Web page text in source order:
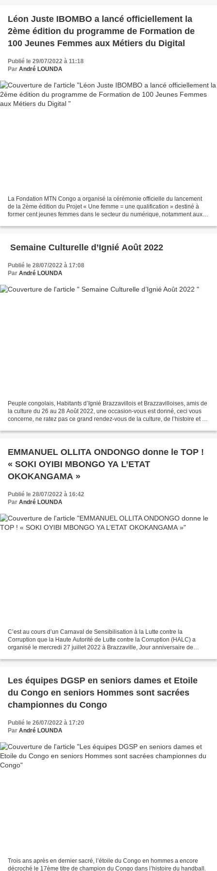
Léon Juste IBOMBO a lancé officiellement la
2ème édition du programme de Formation de
100 Jeunes Femmes aux Métiers du Digital
Publié le 29/07/2022 à 11:18
Par André LOUNDA
La Fondation MTN Congo a organisé la cérémonie officielle du lancement
de la 2ème édition du Projet « Une femme = une qualification » destiné à
former cent jeunes femmes dans le secteur du numérique, notamment aux
Semaine Culturelle d’Ignié Août 2022
Publié le 28/07/2022 à 17:08
Par André LOUNDA
Peuple congolais, Habitants d’Ignié Brazzavillois et Brazzavilloises, amis de
la culture du 26 au 28 Août 2022, une occasion-vous est donné, ceci vous
concerne, ne ratez pas ce grand rendez-vous de la culture, de l’histoire et de
EMMANUEL OLLITA ONDONGO donne le TOP !
« SOKI OYIBI MBONGO YA L’ETAT
OKOKANGAMA »
Publié le 28/07/2022 à 16:42
Par André LOUNDA
C’est au cours d’un Carnaval de Sensibilisation à la Lutte contre la
Corruption que la Haute Autorité de Lutte contre la Corruption (HALC) a
organisé le mercredi 27 juillet 2022 à Brazzaville, Jour anniversaire de
Les équipes DGSP en seniors dames et Etoile
du Congo en seniors Hommes sont sacrées
championnes du Congo
Publié le 26/07/2022 à 17:20
Par André LOUNDA
Trois ans après en dernier sacré, l’étoile du Congo en hommes a encore
décroché le 17ème titre de champion du Congo dans l’histoire du handball.